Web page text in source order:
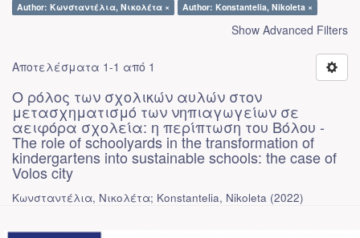
Author: Κωνσταντέλια, Νικολέτα ×
Author: Konstantelia, Nikoleta ×
Show Advanced Filters
Αποτελέσματα 1-1 από 1
Ο ρόλος των σχολικών αυλών στον
μετασχηματισμό των νηπιαγωγείων σε
αειφόρα σχολεία: η περίπτωση του Βόλου -
The role of schoolyards in the transformation of
kindergartens into sustainable schools: the case of
Volos city
Κωνσταντέλια, Νικολέτα; Konstantelia, Nikoleta (2022)